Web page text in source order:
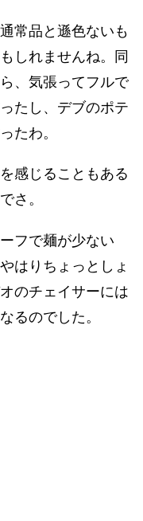
常品と遜色ないも
しれませんね。同
、気張ってフルで
たし、デブのポテ
たわ。
感じることもある
さ。
フで麺が少ない
はりちょっとしょ
のチェイサーには
るのでした。